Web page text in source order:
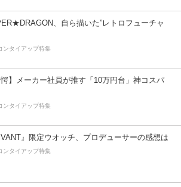
、自ら描いた”レトロフューチャ
ンタイアップ特集
愕】メーカー社員が推す「10万円台」神コスパ
ンタイアップ特集
』限定ウオッチ、プロデューサーの感想は
ンタイアップ特集